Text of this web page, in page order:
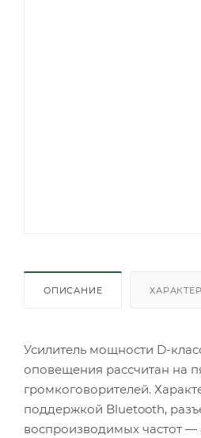
ОПИСАНИЕ
Усилитель мощности D-
оповещения рассчитан на
громкоговорителей.
поддержкой Bluetooth,
воспроизводимых частот